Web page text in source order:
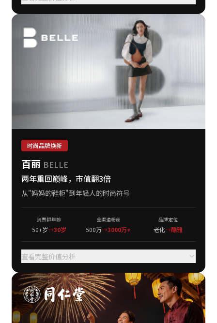
时尚品牌焕新
百丽 BELLE
两年重回巅峰，市值翻3倍
从"妈妈的鞋柜"到年轻人的时尚符号
消费群年龄
50+岁→30岁
全渠道粉丝
500万→3000万+
品牌定位
老化→酷雅
查看完整价值分析